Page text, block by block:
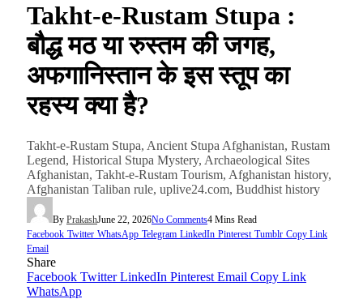
Takht-e-Rustam Stupa :
बौद्ध मठ या रुस्तम की जगह,
अफगानिस्तान के इस स्तूप का
रहस्य क्या है?
Takht-e-Rustam Stupa, Ancient Stupa Afghanistan, Rustam
Legend, Historical Stupa Mystery, Archaeological Sites
Afghanistan, Takht-e-Rustam Tourism, Afghanistan history,
Afghanistan Taliban rule, uplive24.com, Buddhist history
By PrakashJune 22, 2026No Comments4 Mins Read
Facebook Twitter WhatsApp Telegram LinkedIn Pinterest Tumblr Copy Link
Email
Share
Facebook Twitter LinkedIn Pinterest Email Copy Link
WhatsApp